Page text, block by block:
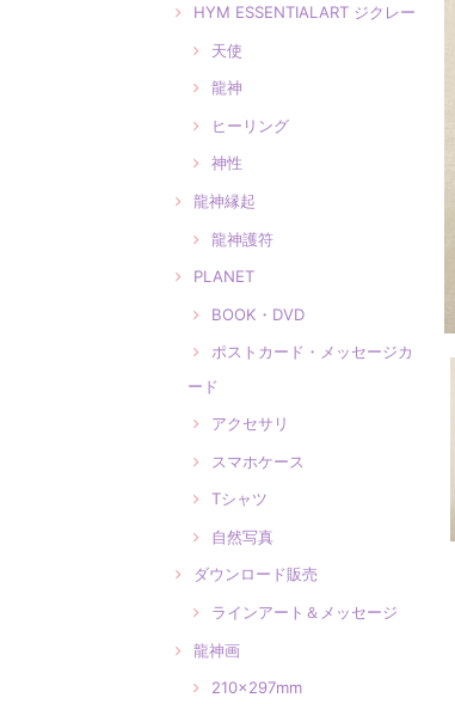
HYM ESSENTIALART ジクレー
天使
龍神
ヒーリング
神性
龍神縁起
龍神護符
PLANET
BOOK・DVD
ポストカード・メッセージカ
ード
アクセサリ
スマホケース
Tシャツ
自然写真
ダウンロード販売
ラインアート＆メッセージ
龍神画
210×297mm